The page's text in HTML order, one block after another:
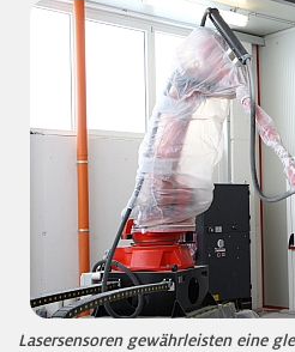
Lasersensoren gewährleisten eine